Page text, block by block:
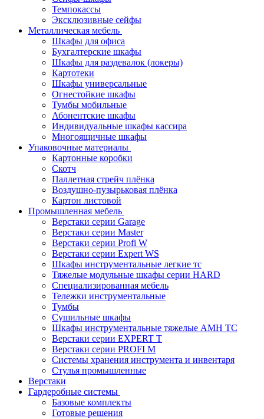
Темпокассы
Эксклюзивные сейфы
Металлическая мебель
Шкафы для офиса
Бухгалтерские шкафы
Шкафы для раздевалок (локеры)
Картотеки
Шкафы универсальные
Огнестойкие шкафы
Тумбы мобильные
Абонентские шкафы
Индивидуальные шкафы кассира
Многоящичные шкафы
Упаковочные материалы
Картонные коробки
Скотч
Паллетная стрейч плёнка
Воздушно-пузырьковая плёнка
Картон листовой
Промышленная мебель
Верстаки серии Garage
Верстаки серии Master
Верстаки серии Profi W
Верстаки серии Expert WS
Шкафы инструментальные легкие тс
Тяжелые модульные шкафы серии HARD
Cпециализированная мебель
Тележки инструментальные
Тумбы
Cушильные шкафы
Шкафы инструментальные тяжелые AMH TC
Верстаки серии EXPERT T
Верстаки серии PROFI M
Системы хранения инструмента и инвентаря
Стулья промышленные
Верстаки
Гардеробные системы
Базовые комплекты
Готовые решения